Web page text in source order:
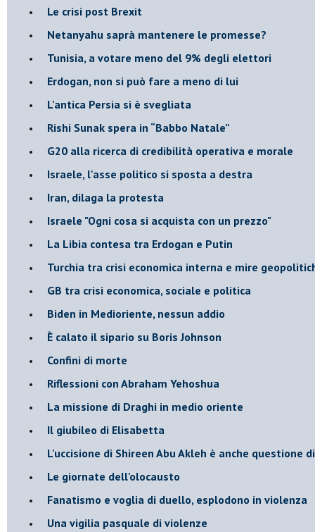
Le crisi post Brexit
Netanyahu saprà mantenere le promesse?
Tunisia, a votare meno del 9% degli elettori
Erdogan, non si può fare a meno di lui
L'antica Persia si è svegliata
Rishi Sunak spera in “Babbo Natale”
G20 alla ricerca di credibilità operativa e morale
Israele, l'asse politico si sposta a destra
Iran, dilaga la protesta
Israele "Ogni cosa si acquista con un prezzo"
La Libia contesa tra Erdogan e Putin
Turchia tra crisi economica interna e mire
GB tra crisi economica, sociale e politica
Biden in Medioriente, nessun addio
È calato il sipario su Boris Johnson
Confini di morte
Riflessioni con Abraham Yehoshua
La missione di Draghi in medio oriente
Il giubileo di Elisabetta
L'uccisione di Shireen Abu Akleh è anche questione
Le giornate dell'olocausto
Fanatismo e voglia di duello, esplodono in violenza
Una vigilia pasquale di violenze